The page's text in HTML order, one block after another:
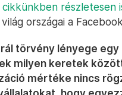
részletesen
országai a
törvény lényege
milyen keretek
mértéke nincs